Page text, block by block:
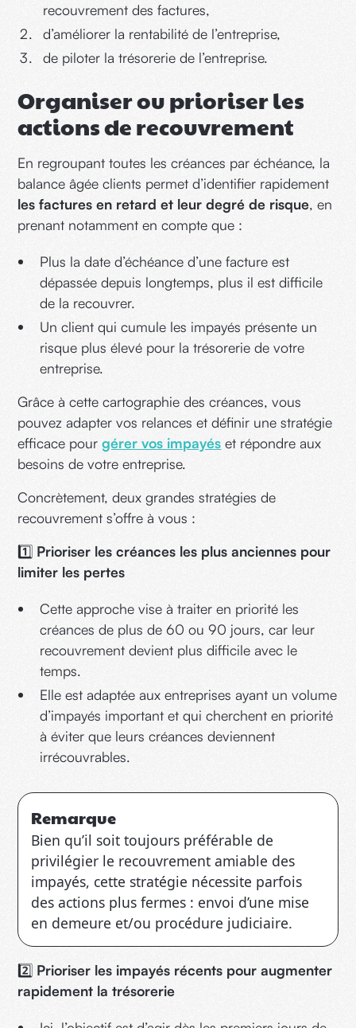
recouvrement des factures,
d’améliorer la rentabilité de l’entreprise,
de piloter la trésorerie de l’entreprise.
Organiser ou prioriser les
actions de recouvrement
En regroupant toutes les créances par échéance, la
balance âgée clients permet d’identifier rapidement
les factures en retard et leur degré de risque, en
prenant notamment en compte que :
Plus la date d’échéance d’une facture est
dépassée depuis longtemps, plus il est difficile
de la recouvrer.
Un client qui cumule les impayés présente un
risque plus élevé pour la trésorerie de votre
entreprise.
Grâce à cette cartographie des créances, vous
pouvez adapter vos relances et définir une stratégie
efficace pourgérer vos impayés et répondre aux
besoins de votre entreprise.
Concrètement, deux grandes stratégies de
recouvrement s’offre à vous :
1️⃣ Prioriser les créances les plus anciennes pour
limiter les pertes
Cette approche vise à traiter en priorité les
créances de plus de 60 ou 90 jours, car leur
recouvrement devient plus difficile avec le
temps.
Elle est adaptée aux entreprises ayant un volume
d’impayés important et qui cherchent en priorité
à éviter que leurs créances deviennent
irrécouvrables.
Remarque
Bien qu’il soit toujours préférable de
privilégier le recouvrement amiable des
impayés, cette stratégie nécessite parfois
des actions plus fermes : envoi d’une mise
en demeure et/ou procédure judiciaire.
2️⃣ Prioriser les impayés récents pour augmenter
rapidement la trésorerie